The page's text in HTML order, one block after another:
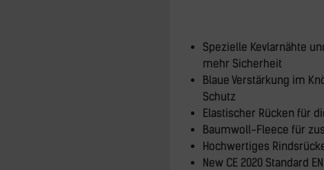
Spezielle Kevlarnähte
mehr Sicherheit
Blaue Verstärkung im
Schutz
Elastischer Rücken für
Baumwoll-Fleece für
Hochwertiges
New CE 2020 Standard